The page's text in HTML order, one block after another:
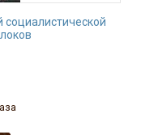
социалистической